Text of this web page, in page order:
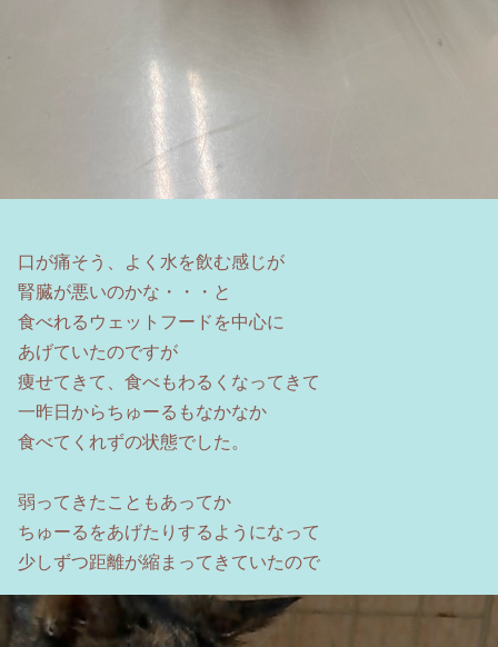
口が痛そう、よく水を飲む感じが
腎臓が悪いのかな・・・と
食べれるウェットフードを中心に
あげていたのですが
痩せてきて、食べもわるくなってきて
一昨日からちゅーるもなかなか
食べてくれずの状態でした。
弱ってきたこともあってか
ちゅーるをあげたりするようになって
少しずつ距離が縮まってきていたので